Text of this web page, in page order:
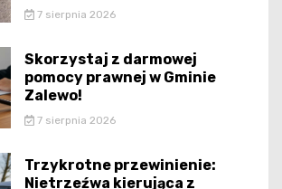
7 sierpnia 2026
Skorzystaj z darmowej
pomocy prawnej w Gminie
Zalewo!
7 sierpnia 2026
Trzykrotne przewinienie:
Nietrzeźwa kierująca z